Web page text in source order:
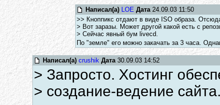
Написал(а) LOE Дата24.09.03 11:50
>> Кноппикс отдают в виде ISO образа.
> Вот заразы. Может другой какой есть с
> Сейчас явный бум livecd.
По "земле" его можно закачать за 3 часа.
Написал(а) crushik Дата30.09.03 14:52
> Запросто. Хостинг
> создание-ведение